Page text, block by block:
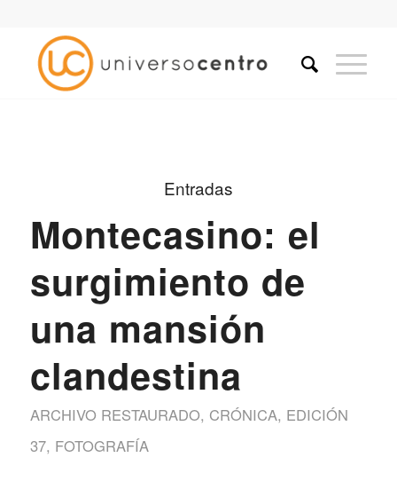
Entradas
Montecasino: el
surgimiento de
una mansión
clandestina
ARCHIVO RESTAURADO, CRÓNICA, EDICIÓN
37, FOTOGRAFÍA